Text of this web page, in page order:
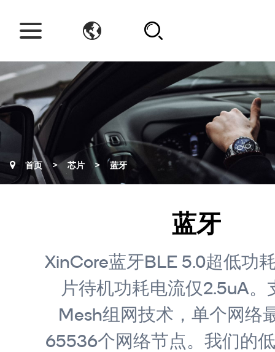
首页 > 芯片 > 蓝牙
蓝牙
XinCore蓝牙BLE 5.0超低功
片待机功耗电流仅2.5uA。
Mesh组网技术，单个网络
65536个网络节点。我们的